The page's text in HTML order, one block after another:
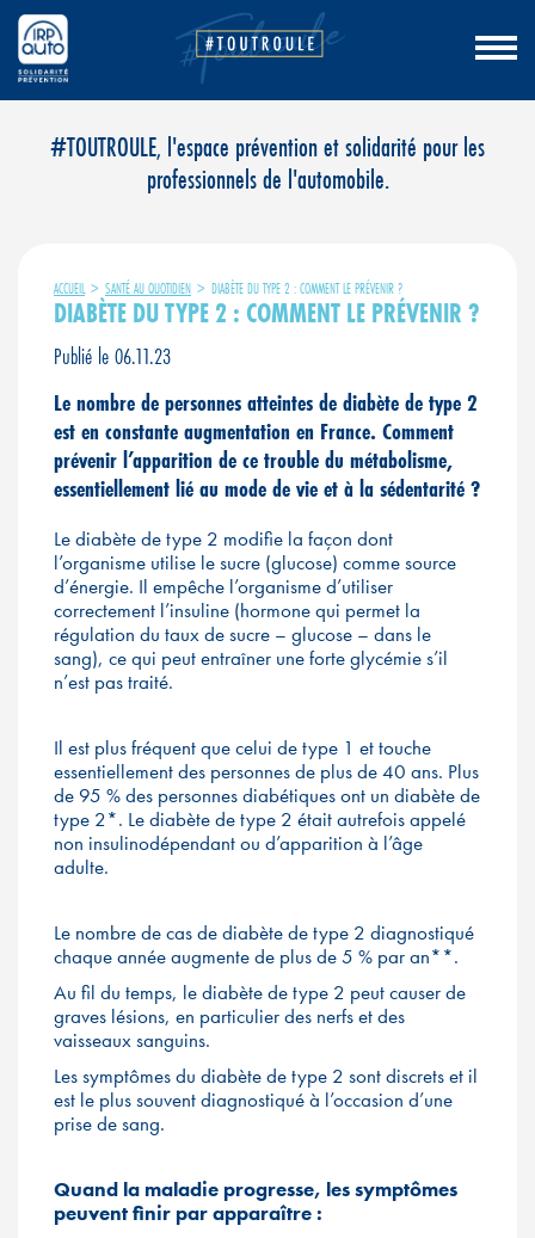
#TOUTROULE, l'espace prévention et solidarité pour les
professionnels de l'automobile.
ACCUEIL > SANTÉ AU QUOTIDIEN > DIABÈTE DU TYPE 2 : COMMENT LE PRÉVENIR ?
DIABÈTE DU TYPE 2 : COMMENT LE PRÉVENIR ?
Publié le 06.11.23
Le nombre de personnes atteintes de diabète de type 2
est en constante augmentation en France. Comment
prévenir l’apparition de ce trouble du métabolisme,
essentiellement lié au mode de vie et à la sédentarité ?
Le diabète de type 2 modifie la façon dont
l’organisme utilise le sucre (glucose) comme source
d’énergie. Il empêche l’organisme d’utiliser
correctement l’insuline (hormone qui permet la
régulation du taux de sucre – glucose – dans le
sang), ce qui peut entraîner une forte glycémie s’il
n’est pas traité.
Il est plus fréquent que celui de type 1 et touche
essentiellement des personnes de plus de 40 ans. Plus
de 95 % des personnes diabétiques ont un diabète de
type 2*. Le diabète de type 2 était autrefois appelé
non insulinodépendant ou d’apparition à l’âge
adulte.
Le nombre de cas de diabète de type 2 diagnostiqué
chaque année augmente de plus de 5 % par an**.
Au fil du temps, le diabète de type 2 peut causer de
graves lésions, en particulier des nerfs et des
vaisseaux sanguins.
Les symptômes du diabète de type 2 sont discrets et il
est le plus souvent diagnostiqué à l’occasion d’une
prise de sang.
Quand la maladie progresse, les symptômes
peuvent finir par apparaître :